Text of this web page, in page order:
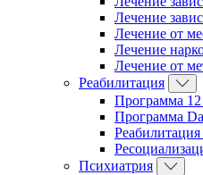
Лечение
Лечение от
Лечение
Лечение от
Реабилитация
Программа
Программа
Психиатрия